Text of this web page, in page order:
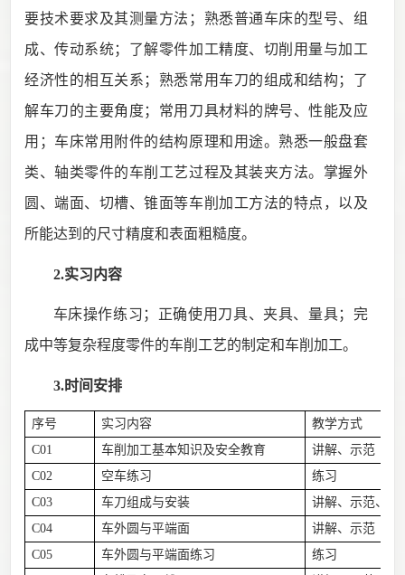
要技术要求及其测量方法；熟悉普通车床的型号、组
成、传动系统；了解零件加工精度、切削用量与加工
经济性的相互关系；熟悉常用车刀的组成和结构；
了
解车刀的主要角度；常用刀具材料的牌号、性能及应
用；车床常用附件的结构原理和用途。熟悉一般盘套
类、轴类零件的车削工艺过程及其装夹方法。掌握外
圆、端面、切槽、锥面等车削加工方法的特点，以及
所能达到的尺寸精度和表面粗糙度。
2.实习内容
车床操作练习；正确使用刀具、夹具、量具；完
成中等复杂程度零件的车削工艺的制定和车削加工。
3.时间安排
序号 实习内容
教学方式
C01
车削加工基本知识及安全教育
讲解、示范
C02
空车练习
练习
C03
车刀组成与安装
讲解、示范、练
C04
车外圆与平端面
讲解、示范
C05
车外圆与平端面练习
练习